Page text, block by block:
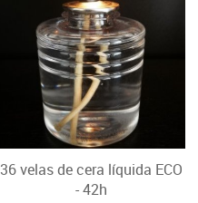
36 velas de cera líquida ECO
- 42h